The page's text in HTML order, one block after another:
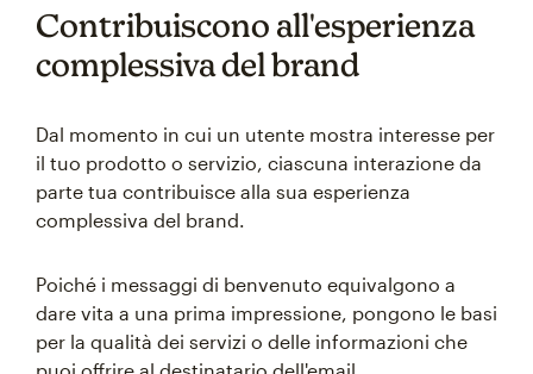
Contribuiscono all'esperienza
complessiva del brand
Dal momento in cui un utente mostra interesse per
il tuo prodotto o servizio, ciascuna interazione da
parte tua contribuisce alla sua esperienza
complessiva del brand.
Poiché i messaggi di benvenuto equivalgono a
dare vita a una prima impressione, pongono le basi
per la qualità dei servizi o delle informazioni che